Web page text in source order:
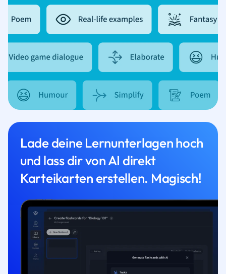
Lade deine Lernunterlagen hoch
und lass dir von AI direkt
Karteikarten erstellen. Magisch!